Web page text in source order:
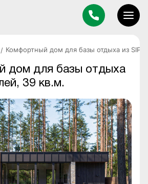
Комфортный дом для базы отдыха из SIP-
дом для базы отдыха
39 кв.м.